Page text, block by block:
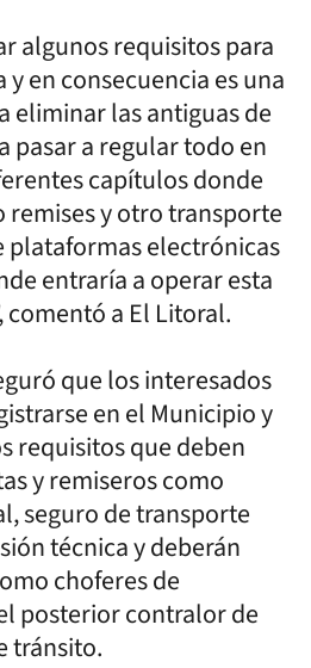
algunos requisitos para
en consecuencia es una
eliminar las antiguas de
pasar a regular todo en
capítulos donde
remises y otro transporte
plataformas electrónicas
entraría a operar esta
a El Litoral.
que los interesados
en el Municipio y
requisitos que deben
y remiseros como
seguro de transporte
técnica y deberán
choferes de
posterior contralor de
tránsito.